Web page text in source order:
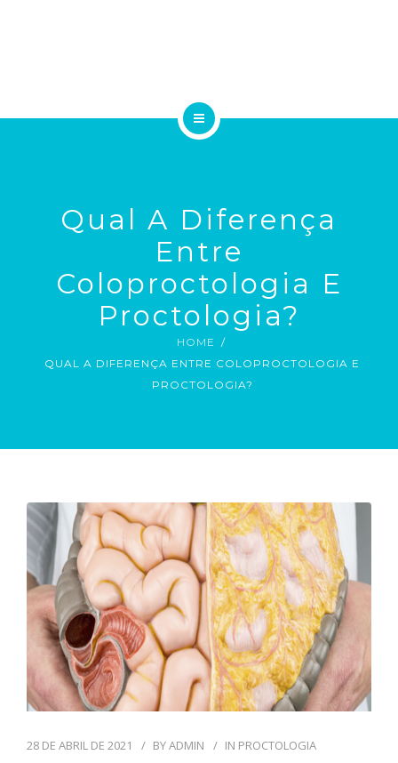
ESPECIALIDADES MÉDICAS
CONTATO
A EQUIPE
TRATAMENTOS
ESPECIALIDADES MÉDICAS
EXAMES
EMAIL
Qual A Diferença
Entre
Coloproctologia E
Proctologia?
HOME
QUAL A DIFERENÇA ENTRE COLOPROCTOLOGIA E
PROCTOLOGIA?
28 DE ABRIL DE 2021 BYADMIN IN PROCTOLOGIA